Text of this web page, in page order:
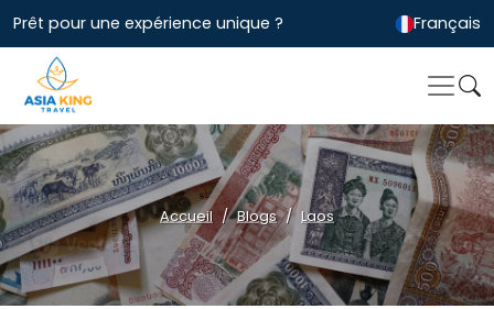
Prêt pour une expérience unique ? Français
Accueil Blogs Laos